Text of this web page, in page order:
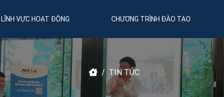
LĨNH VỰC HOẠT ĐỘNG CHƯƠNG TRÌNH ĐÀO TẠO
TIN TỨC